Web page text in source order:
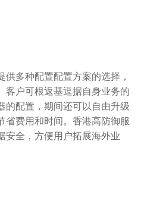
供多种配置配置方案的选择，
客户可根返基逗据自身业务的
的配置，期间还可以自由升级
省费用和时间。香港高防御服
安全，方便用户拓展海外业